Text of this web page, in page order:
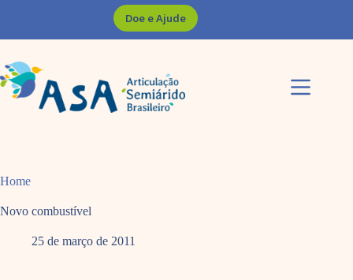
Doe e Ajude
Home
Novo combustível
25 de março de 2011